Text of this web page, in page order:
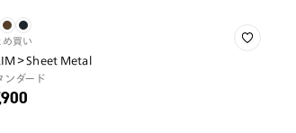
め買い
＞Sheet Metal
ンダード